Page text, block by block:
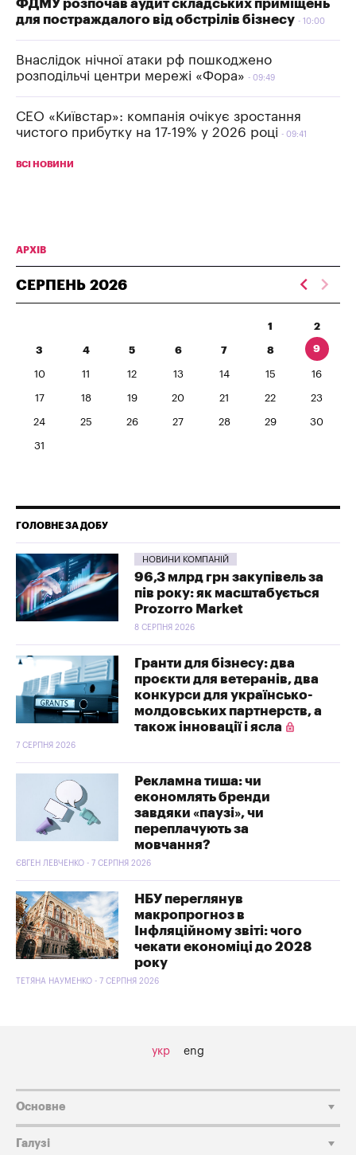
ФДМУ розпочав аудит складських приміщень
для постраждалого від обстрілів бізнесу
10:00
Внаслідок нічної атаки рф пошкоджено
розподільчі центри мережі «Фора»
09:49
СЕО «Київстар»: компанія очікує зростання
чистого прибутку на 17-19% у 2026 році
09:41
ВСІ НОВИНИ
АРХІВ
СЕРПЕНЬ 2026
1 2
3 4 5 6 7 8 9
10 11 12 13 14 15 16
17 18 19 20 21 22 23
24 25 26 27 28 29 30
31
ГОЛОВНЕ ЗА ДОБУ
НОВИНИ КОМПАНІЙ
96,3 млрд грн закупівель за
пів року: як масштабується
Prozorro Market
8 СЕРПНЯ 2026
Гранти для бізнесу: два
проєкти для ветеранів, два
конкурси для українсько-
молдовських партнерств, а
також інновації і ясла
7 СЕРПНЯ 2026
Рекламна тиша: чи
економлять бренди
завдяки «паузі», чи
переплачують за
мовчання?
ЄВГЕН ЛЕВЧЕНКО - 7 СЕРПНЯ 2026
НБУ переглянув
макропрогноз в
Інфляційному звіті: чого
чекати економіці до 2028
року
ТЕТЯНА НАУМЕНКО - 7 СЕРПНЯ 2026
укр eng
Основне
Галузі